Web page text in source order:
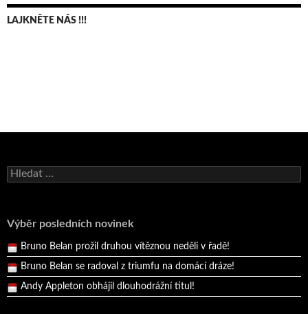
LAJKNĚTE NÁS !!!
Vyhledávání
Výběr posledních novinek
Andy Appleton obhájil dlouhodrážní titul!
Bruno Belan prožil druhou vítěznou neděli v řadě!
Bruno Belan se radoval z triumfu na domácí dráze!
Andy Appleton obhájil dlouhodrážní titul!
Reprezentační dvojice brala český titul!